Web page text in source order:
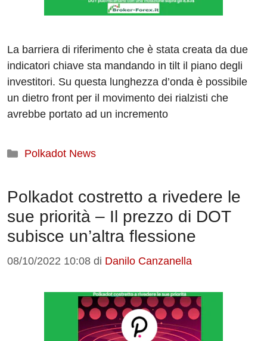
La barriera di riferimento che è stata creata da due
indicatori chiave sta mandando in tilt il piano degli
investitori. Su questa lunghezza d’onda è possibile
un dietro front per il movimento dei rialzisti che
avrebbe portato ad un incremento
Categorie
Polkadot News
Polkadot costretto a rivedere le
sue priorità – Il prezzo di DOT
subisce un’altra flessione
08/10/2022 10:08 di Danilo Canzanella